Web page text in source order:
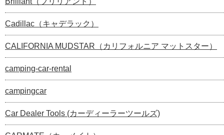
Cadillac（キャデラック）
CALIFORNIA MUDSTAR（カリフォルニア マットスター）
camping-car-rental
campingcar
Car Dealer Tools (カーディーラーツールズ)